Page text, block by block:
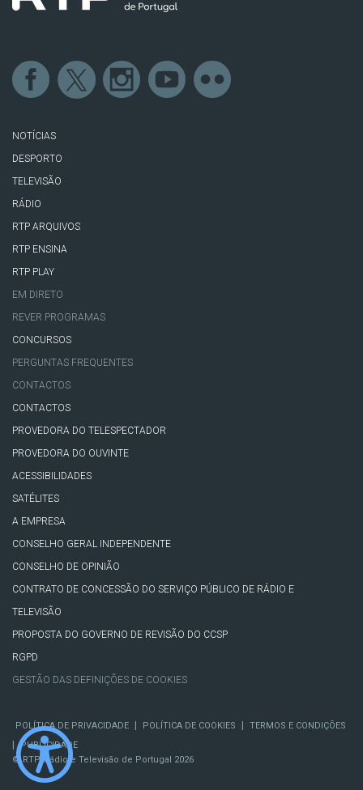
NOTÍCIAS
DESPORTO
TELEVISÃO
RÁDIO
RTP ARQUIVOS
RTP ENSINA
RTP PLAY
EM DIRETO
REVER PROGRAMAS
CONCURSOS
PERGUNTAS FREQUENTES
CONTACTOS
CONTACTOS
PROVEDORA DO TELESPECTADOR
PROVEDORA DO OUVINTE
ACESSIBILIDADES
SATÉLITES
A EMPRESA
CONSELHO GERAL INDEPENDENTE
CONSELHO DE OPINIÃO
CONTRATO DE CONCESSÃO DO SERVIÇO PÚBLICO DE RÁDIO E
TELEVISÃO
PROPOSTA DO GOVERNO DE REVISÃO DO CCSP
RGPD
GESTÃO DAS DEFINIÇÕES DE COOKIES
POLÍTICA DE PRIVACIDADE | POLÍTICA DE COOKIES | TERMOS E CONDIÇÕES
|
PUBLICIDADE
© RTP, Rádio e Televisão de Portugal 2026